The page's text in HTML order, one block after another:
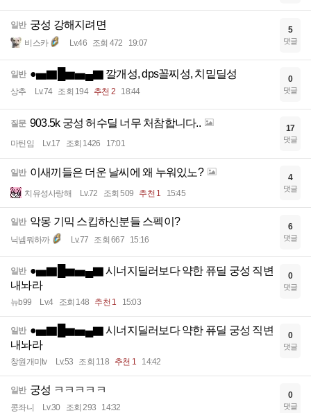
일반 궁성 강해지려면
비스카 Lv.46 조회 472 19:07
5
댓글
일반 ●▅▇█▆▅▄▇ 깔개성, dps꼴찌성, 치밑딜성
상추 Lv.74 조회 194 추천 2 18:44
0
댓글
질문 903.5k 궁성 허수딜 너무 처참합니다..
마틴임 Lv.17 조회 1426 17:01
17
댓글
일반 이새끼들은 더운 날씨에 왜 누워있노?
치유성사랑해 Lv.72 조회 509 추천 1 15:45
4
댓글
일반 악몽 기믹 스킵하신분들 스펙이?
닉넴뭐하까 Lv.77 조회 667 15:16
6
댓글
일반 ●▅▇█▆▅▄▇ 시너지딜러보다 약한 퓨딜 궁성 직변
내놔라
뉴b99 Lv.4 조회 148 추천 1 15:03
0
댓글
일반 ●▅▇█▆▅▄▇ 시너지딜러보다 약한 퓨딜 궁성 직변
내놔라
창원개미tv Lv.53 조회 118 추천 1 14:42
0
댓글
일반 궁성 ㅋㅋㅋㅋㅋ
콩좌니 Lv.30 조회 293 14:32
0
댓글